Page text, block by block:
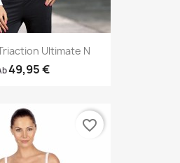
Ultimate N
49,95 €
favorite_border